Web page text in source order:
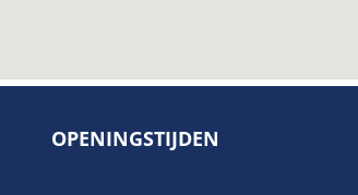
OPENINGSTIJDEN